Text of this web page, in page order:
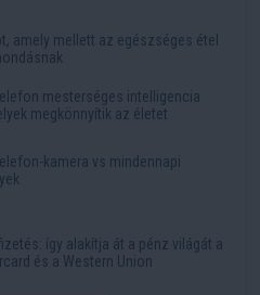
amely mellett az egészséges étel
mesterséges intelligencia
megkönnyítik az életet
kamera vs mindennapi
így alakítja át a pénz világát a
és a Western Union